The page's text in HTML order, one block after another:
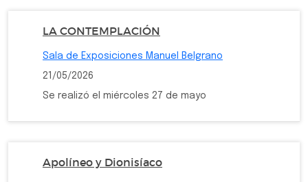
LA CONTEMPLACIÓN
Sala de Exposiciones Manuel Belgrano
21/05/2026
Se realizó el miércoles 27 de mayo
Apolíneo y Dionisíaco